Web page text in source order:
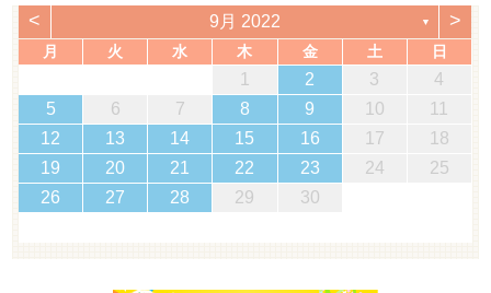
< 9月 2022 ▼ >
月 火 水 木 金 土 日
1 2 3
4
5
6 7 8 9 10
11
12
13 14 15 16 17
18
19
20 21 22 23 24
25
26
27 28 29 30